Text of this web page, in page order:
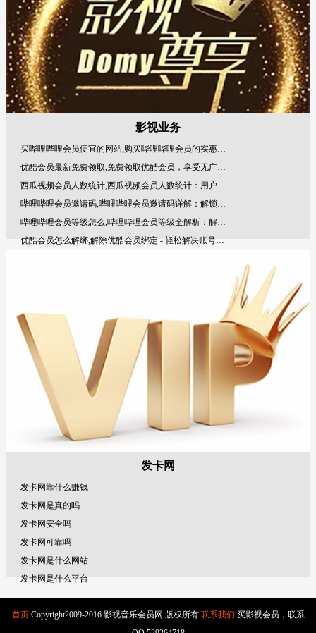
影视业务
买哔哩哔哩会员便宜的网站,购买哔哩哔哩会员的实惠渠道!
优酷会员最新免费领取,免费领取优酷会员，享受无广告的视
哔哩哔哩会员等级怎么,哔哩哔哩会员等级全解析：解锁你的
优酷会员怎么解绑,解除优酷会员绑定 - 轻松解决账号安全问
发卡网
发卡网靠什么赚钱
发卡网是真的吗
发卡网安全吗
发卡网可靠吗
发卡网是什么网站
发卡网是什么平台
发卡网是什么网站
发卡网是什么
首页Copyright2009-2016 影视音乐会员网 版权所有 联系我们 买影视会员，联系